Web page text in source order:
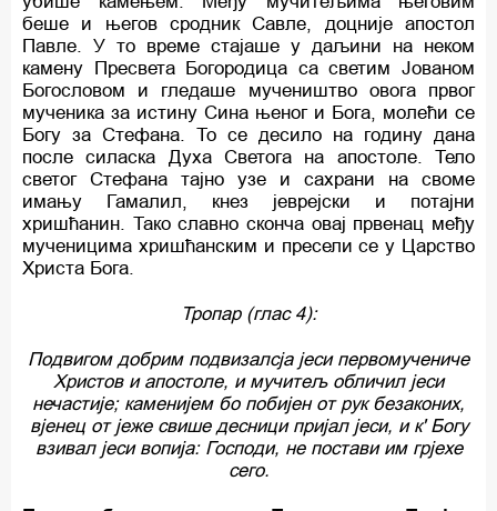
беше и његов сродник Савле, доцније апостол
Павле. У то време стајаше у даљини на неком
камену Пресвета Богородица са светим Јованом
Богословом и гледаше мучеништво овога првог
мученика за истину Сина њеног и Бога, молећи се
Богу за Стефана. То се десило на годину дана
после силаска Духа Светога на апостоле. Тело
светог Стефана тајно узе и сахрани на своме
имању Гамалил, кнез јеврејски и потајни
хришћанин. Тако славно сконча овај првенац међу
мученицима хришћанским и пресели се у Царство
Христа Бога.
Тропар (глас 4):
Подвигом добрим подвизалсја јеси первомучениче
Христов и апостоле, и мучитељ обличил јеси
нечастије; каменијем бо побијен от рук безаконих,
вјенец от јеже свише десници пријал јеси, и к' Богу
взивал јеси вопија: Господи, не постави им грјехе
сего.